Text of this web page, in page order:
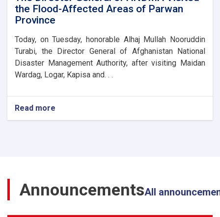
Management
Directorate
the Flood-Affected Areas of Parwan
Province
Today, on Tuesday, honorable Alhaj Mullah Nooruddin
Turabi, the Director General of Afghanistan National
Disaster Management Authority, after visiting Maidan
Wardag, Logar, Kapisa and. . .
Read more
The
Flood-
Affected
AnnouncementsAll